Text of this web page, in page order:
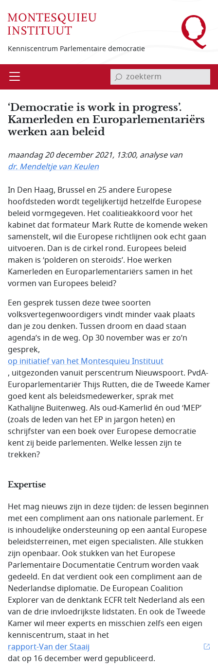
Kenniscentrum Parlementaire democratie
Open invoerveld zoekterm
‘Democratie is work in progress’.
Kamerleden en Europarlementariërs
werken aan beleid
maandag 20 december 2021, 13:00, analyse van
dr. Mendeltje van Keulen
In Den Haag, Brussel en 25 andere Europese
hoofdsteden wordt tegelijkertijd hetzelfde Europese
beleid vormgegeven. Het coalitieakkoord voor het
kabinet dat formateur Mark Rutte de komende weken
samenstelt, wil die Europese richtlijnen ook echt gaan
uitvoeren. Dan is de cirkel rond. Europees beleid
maken is ‘polderen on steroids’. Hoe werken
Kamerleden en Europarlementariërs samen in het
vormen van Europees beleid?
Een gesprek tussen deze twee soorten
volksvertegenwoordigers vindt minder vaak plaats
dan je zou denken. Tussen droom en daad staan
agenda’s in de weg. Op 30 november was er zo’n
gesprek,
op initiatief van het Montesquieu Instituut
, uitgezonden vanuit perscentrum Nieuwspoort. PvdA-
Europarlementariër Thijs Rutten, die de Tweede Kamer
goed kent als beleidsmedewerker, sprak met
Kathalijne Buitenweg. Als oud-Kamerlid én oud ‘MEP’
(zoals de leden van het EP in jargon heten) en
schrijfster van een boek over Europese democratie
kent zij beide parlementen. Welke lessen zijn te
trekken?
Expertise
Het mag nieuws zijn in deze tijden: de lessen beginnen
met een compliment aan ons nationale parlement. Er
is inhoudelijke ondersteuning op een aantal Europese
beleidsterreinen, met eigen specialisten. Alle stukken
zijn openbaar. Ook stukken van het Europese
Parlementaire Documentatie Centrum worden vaak
gedeeld. En dat verdient ook een compliment aan de
Nederlandse diplomatie. De European Coalition
Explorer van de denktank ECFR telt Nederland als een
van de drie invloedrijkste lidstaten. En ook de Tweede
Kamer wil meer experts en misschien zelfs een eigen
kenniscentrum, staat in het
rapport-Van der Staaij
dat op 16 december werd gepubliceerd.